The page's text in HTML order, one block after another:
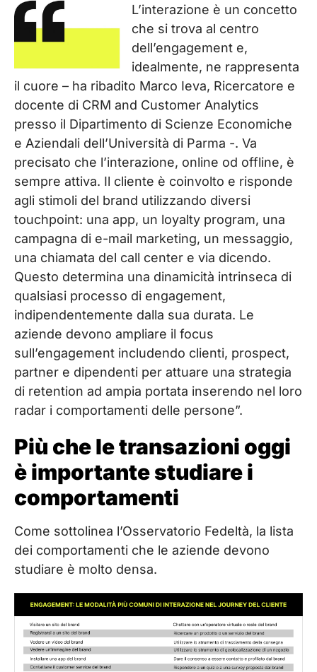
L’interazione è un concetto
che si trova al centro
dell’engagement e,
idealmente, ne rappresenta
il cuore – ha ribadito Marco Ieva, Ricercatore e
docente di CRM and Customer Analytics
presso il Dipartimento di Scienze Economiche
e Aziendali dell’Università di Parma -. Va
precisato che l’interazione, online od offline, è
sempre attiva. Il cliente è coinvolto e risponde
agli stimoli del brand utilizzando diversi
touchpoint: una app, un loyalty program, una
campagna di e-mail marketing, un messaggio,
una chiamata del call center e via dicendo.
Questo determina una dinamicità intrinseca di
qualsiasi processo di engagement,
indipendentemente dalla sua durata. Le
aziende devono ampliare il focus
sull’engagement includendo clienti, prospect,
partner e dipendenti per attuare una strategia
di retention ad ampia portata inserendo nel loro
radar i comportamenti delle persone”.
Più che le transazioni oggi
è importante studiare i
comportamenti
Come sottolinea l’Osservatorio Fedeltà, la lista
dei comportamenti che le aziende devono
studiare è molto densa.